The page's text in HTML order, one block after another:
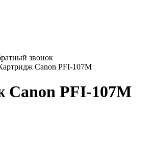
звонок
Canon PFI-107M
Canon PFI-107M